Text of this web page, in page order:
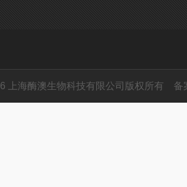
上海酶澳生物科技有限公司版权所有 备